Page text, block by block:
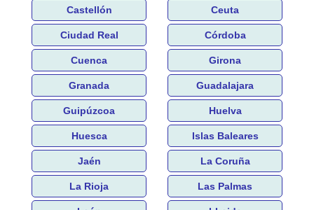
Castellón Ceuta
Ciudad Real Córdoba
Cuenca Girona
Granada Guadalajara
Guipúzcoa Huelva
Huesca Islas Baleares
Jaén La Coruña
La Rioja Las Palmas